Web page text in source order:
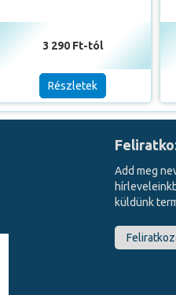
3 290 Ft-tól
Részletek
Add meg
küldünk